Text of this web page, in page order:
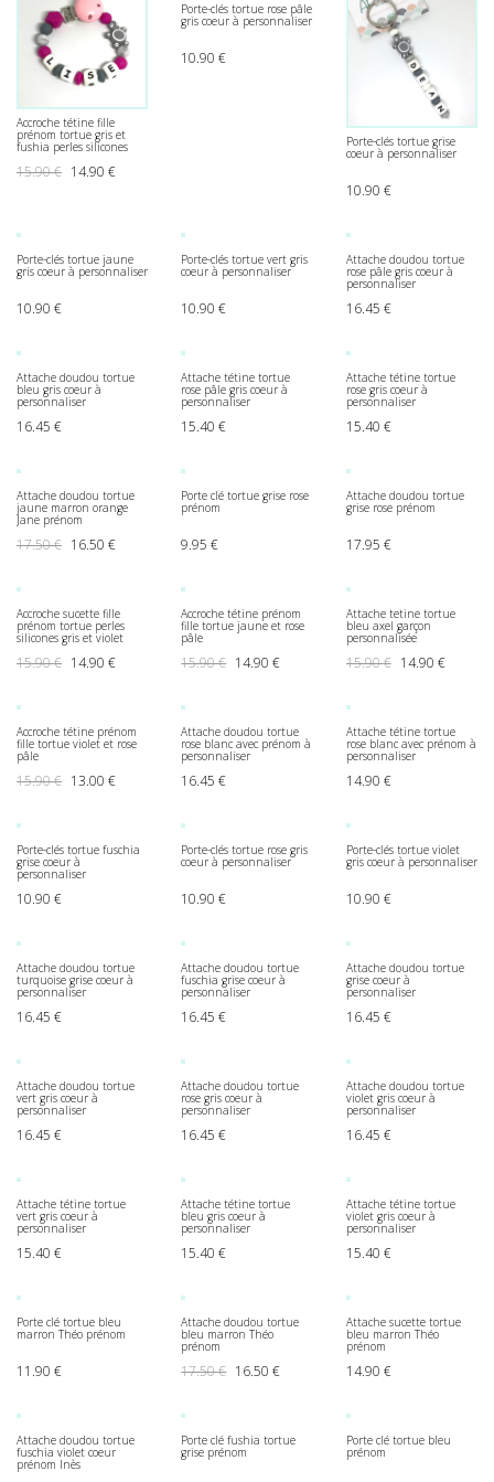
Accroche tétine fille
prénom tortue gris et
fushia perles silicones
15.90€ Le prix initial était : 15.90 €.
14.90 €Le prix actuel est : 14.90 €.
Porte-clés tortue rose pâle
gris coeur à personnaliser
10.90€
Porte-clés tortue grise
coeur à personnaliser
10.90 €
Porte-clés tortue jaune
gris coeur à personnaliser
10.90 €
Porte-clés tortue vert gris
coeur à personnaliser
10.90€
Attache doudou tortue
rose pâle gris coeur à
personnaliser
16.45 €
Attache doudou tortue
bleu gris coeur à
personnaliser
16.45 €
Attache tétine tortue
rose pâle gris coeur à
personnaliser
15.40€
Attache tétine tortue
rose gris coeur à
personnaliser
15.40 €
Attache doudou tortue
jaune marron orange
Jane prénom
17.50€ Le prix initial était : 17.50 €.
16.50 €Le prix actuel est : 16.50 €.
Porte clé tortue grise rose
prénom
9.95€
Attache doudou tortue
grise rose prénom
17.95 €
Accroche sucette fille
prénom tortue perles
silicones gris et violet
15.90€ Le prix initial était : 15.90 €.
14.90 €Le prix actuel est : 14.90 €.
Accroche tétine prénom
fille tortue jaune et rose
pâle
15.90€ Le prix initial était : 15.90 €.
14.90€Le prix actuel est : 14.90 €.
Attache tetine tortue
bleu axel garçon
personnalisée
15.90€ Le prix initial
14.90 €Le prix
Accroche tétine prénom
fille tortue violet et rose
pâle
15.90€ Le prix initial était : 15.90 €.
13.00 €Le prix actuel est : 13.00 €.
Attache doudou tortue
rose blanc avec prénom à
personnaliser
16.45€
Attache tétine tortue
rose blanc avec prénom à
personnaliser
14.90 €
Porte-clés tortue fuschia
grise coeur à
personnaliser
10.90 €
Porte-clés tortue rose gris
coeur à personnaliser
10.90€
Porte-clés tortue violet
gris coeur à personnaliser
10.90 €
Attache doudou tortue
turquoise grise coeur à
personnaliser
16.45 €
Attache doudou tortue
fuschia grise coeur à
personnaliser
16.45€
Attache doudou tortue
grise coeur à
personnaliser
16.45 €
Attache doudou tortue
vert gris coeur à
personnaliser
16.45 €
Attache doudou tortue
rose gris coeur à
personnaliser
16.45€
Attache doudou tortue
violet gris coeur à
personnaliser
16.45 €
Attache tétine tortue
vert gris coeur à
personnaliser
15.40 €
Attache tétine tortue
bleu gris coeur à
personnaliser
15.40€
Attache tétine tortue
violet gris coeur à
personnaliser
15.40 €
Porte clé tortue bleu
marron Théo prénom
11.90 €
Attache doudou tortue
bleu marron Théo
prénom
17.50€ Le prix initial était : 17.50 €.
16.50€Le prix actuel est : 16.50 €.
Attache sucette tortue
bleu marron Théo
prénom
14.90 €
Attache doudou tortue
fuschia violet coeur
prénom Inès
Porte clé fushia tortue
grise prénom
Porte clé tortue bleu
prénom